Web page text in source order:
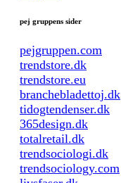
pej gruppens sider
pejgruppen.com
trendstore.dk
trendstore.eu
branchebladettoj.dk
tidogtendenser.dk
365design.dk
totalretail.dk
trendsociologi.dk
trendsociology.com